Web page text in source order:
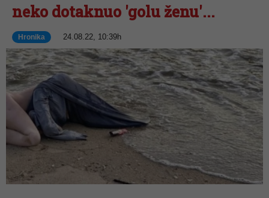
neko dotaknuo 'golu ženu'...
Hronika 24.08.22, 10:39h